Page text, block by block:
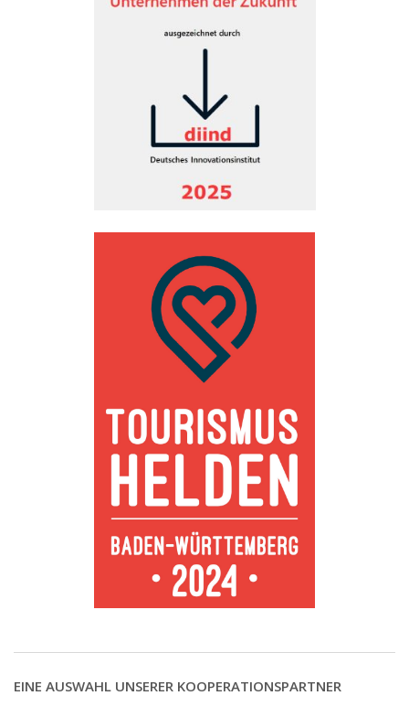
EINE AUSWAHL UNSERER KOOPERATIONSPARTNER